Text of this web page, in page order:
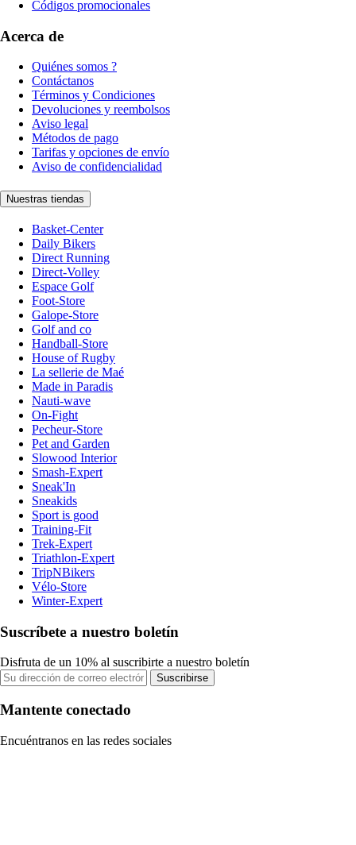
Códigos promocionales
Acerca de
Quiénes somos ?
Contáctanos
Términos y Condiciones
Devoluciones y reembolsos
Aviso legal
Métodos de pago
Tarifas y opciones de envío
Aviso de confidencialidad
Nuestras tiendas
Basket-Center
Daily Bikers
Direct Running
Direct-Volley
Espace Golf
Foot-Store
Galope-Store
Golf and co
Handball-Store
House of Rugby
La sellerie de Maé
Made in Paradis
Nauti-wave
On-Fight
Pecheur-Store
Pet and Garden
Slowood Interior
Smash-Expert
Sneak'In
Sneakids
Sport is good
Training-Fit
Trek-Expert
Triathlon-Expert
TripNBikers
Vélo-Store
Winter-Expert
Suscríbete a nuestro boletín
Disfruta de un 10% al suscribirte a nuestro boletín
Suscribirse
Mantente conectado
Encuéntranos en las redes sociales